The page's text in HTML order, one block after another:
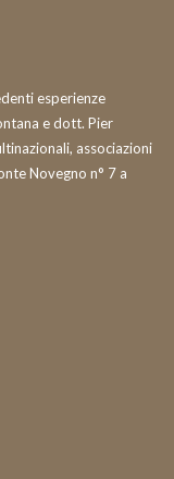
esperienze
e dott. Pier
associazioni
Novegno n° 7 a